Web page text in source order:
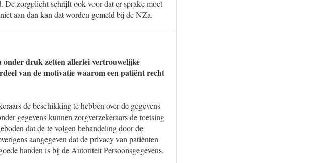
De zorgplicht schrijft ook voor dat er sprake moet
aan dan kan dat worden gemeld bij de NZa.
druk zetten allerlei vertrouwelijke
van de motivatie waarom een patiënt recht
de beschikking te hebben over de gegevens
gegevens kunnen zorgverzekeraars de toetsing
dat de te volgen behandeling door de
aangegeven dat de privacy van patiënten
handen is bij de Autoriteit Persoonsgegevens.